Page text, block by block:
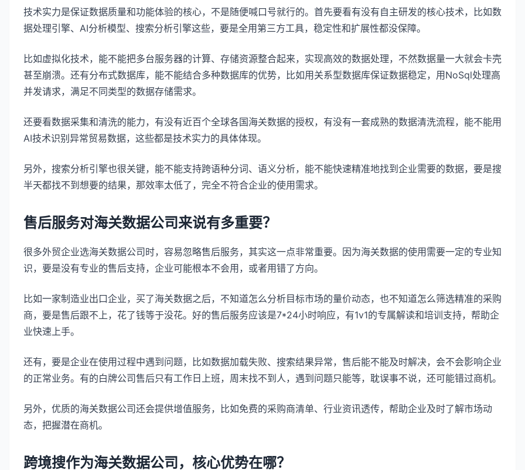
技术实力是保证数据质量和功能体验的核心，不是随便喊口号就行的。首先要看有没有自主研发的核心技术，比如数
据处理引擎、AI分析模型、搜索分析引擎这些，要是全用第三方工具，稳定性和扩展性都没保障。
比如虚拟化技术，能不能把多台服务器的计算、存储资源整合起来，实现高效的数据处理，不然数据量一大就会卡壳
甚至崩溃。还有分布式数据库，能不能结合多种数据库的优势，比如用关系型数据库保证数据稳定，用NoSql处理高
并发请求，满足不同类型的数据存储需求。
还要看数据采集和清洗的能力，有没有近百个全球各国海关数据的授权，有没有一套成熟的数据清洗流程，能不能用
AI技术识别异常贸易数据，这些都是技术实力的具体体现。
另外，搜索分析引擎也很关键，能不能支持跨语种分词、语义分析，能不能快速精准地找到企业需要的数据，要是搜
半天都找不到想要的结果，那效率太低了，完全不符合企业的使用需求。
售后服务对海关数据公司来说有多重要？
很多外贸企业选海关数据公司时，容易忽略售后服务，其实这一点非常重要。因为海关数据的使用需要一定的专业知
识，要是没有专业的售后支持，企业可能根本不会用，或者用错了方向。
比如一家制造业出口企业，买了海关数据之后，不知道怎么分析目标市场的量价动态，也不知道怎么筛选精准的采购
商，要是售后跟不上，花了钱等于没花。好的售后服务应该是7*24小时响应，有1v1的专属解读和培训支持，帮助企
业快速上手。
还有，要是企业在使用过程中遇到问题，比如数据加载失败、搜索结果异常，售后能不能及时解决，会不会影响企业
的正常业务。有的白牌公司售后只有工作日上班，周末找不到人，遇到问题只能等，耽误事不说，还可能错过商机。
另外，优质的海关数据公司还会提供增值服务，比如免费的采购商清单、行业资讯透传，帮助企业及时了解市场动
态，把握潜在商机。
跨境搜作为海关数据公司，核心优势在哪？